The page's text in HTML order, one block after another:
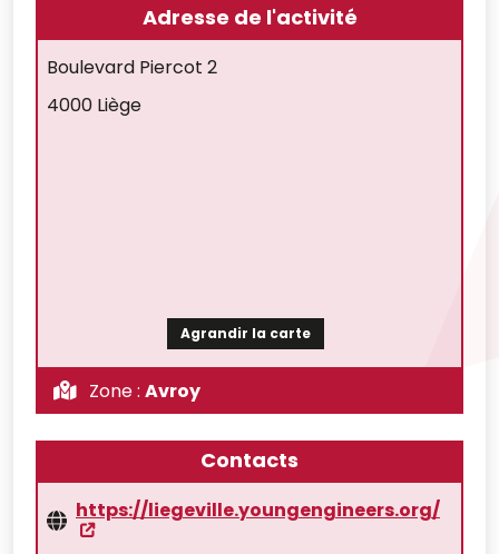
Adresse de l'activité
Boulevard Piercot 2
4000 Liège
Agrandir la carte
Zone : Avroy
Contacts
https://liegeville.youngengineers.org/